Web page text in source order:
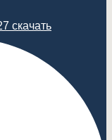
скачать